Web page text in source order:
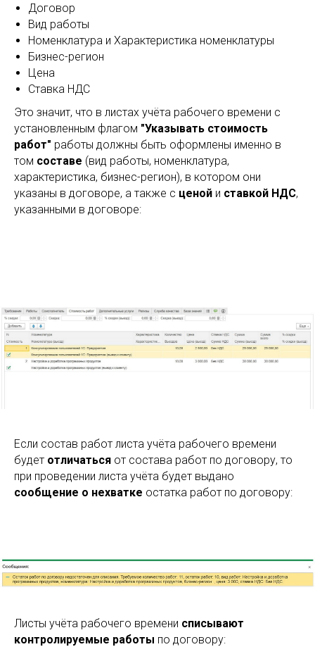
Договор
Вид работы
Номенклатура и Характеристика номенклатуры
Бизнес-регион
Цена
Ставка НДС
Это значит, что в листах учёта рабочего времени с
установленным флагом "Указывать стоимость
работ" работы должны быть оформлены именно в
том составе (вид работы, номенклатура,
характеристика, бизнес-регион), в котором они
указаны в договоре, а также с ценой и ставкой НДС,
указанными в договоре:
Если состав работ листа учёта рабочего времени
будет отличаться от состава работ по договору, то
при проведении листа учёта будет выдано
сообщение о нехватке остатка работ по договору:
Листы учёта рабочего времени списывают
контролируемые работы по договору: